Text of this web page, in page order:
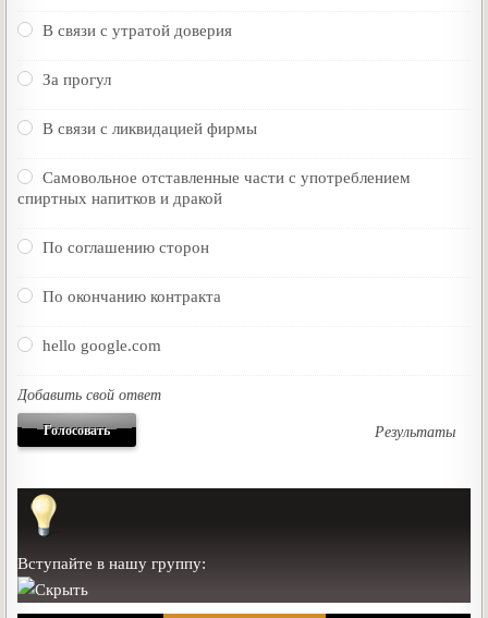
В связи с утратой доверия
За прогул
В связи с ликвидацией фирмы
Самовольное отставленные части с употреблением
спиртных напитков и дракой
По соглашению сторон
По окончанию контракта
hello google.com
Добавить свой ответ
Результаты
Вступайте в нашу группу: